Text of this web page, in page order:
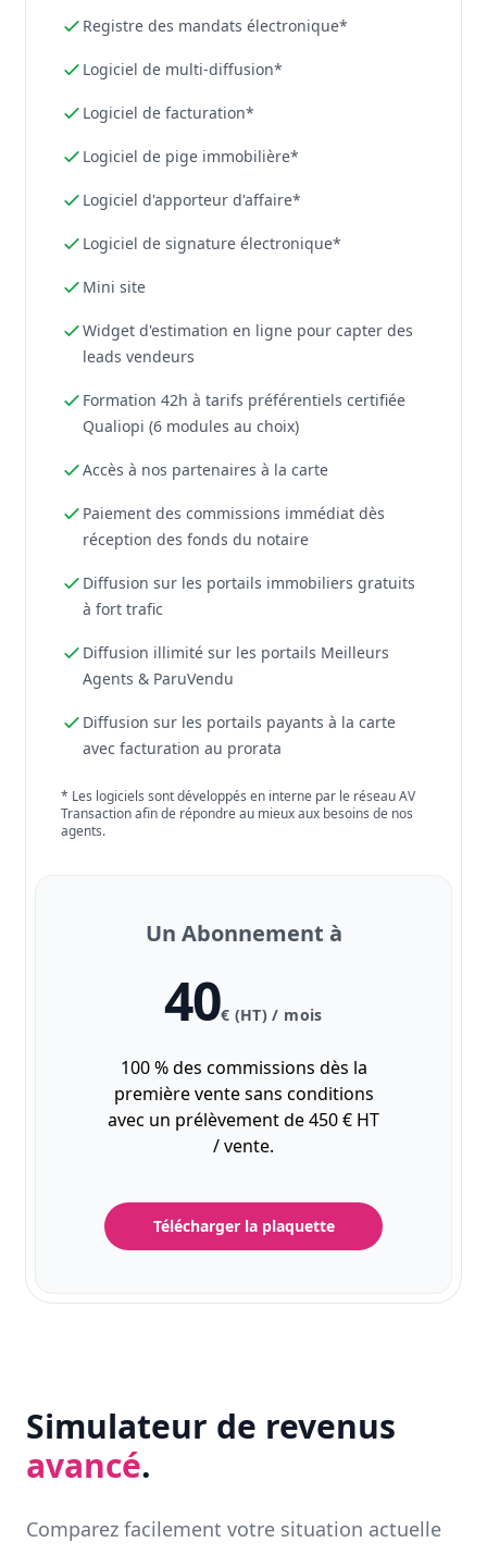
Registre des mandats électronique*
Logiciel de multi-diffusion*
Logiciel de facturation*
Logiciel de pige immobilière*
Logiciel d'apporteur d'affaire*
Logiciel de signature électronique*
Mini site
Widget d'estimation en ligne pour capter des
leads vendeurs
Formation 42h à tarifs préférentiels certifiée
Qualiopi (6 modules au choix)
Accès à nos partenaires à la carte
Paiement des commissions immédiat dès
réception des fonds du notaire
Diffusion sur les portails immobiliers gratuits
à fort trafic
Diffusion illimité sur les portails Meilleurs
Agents & ParuVendu
Diffusion sur les portails payants à la carte
avec facturation au prorata
* Les logiciels sont développés en interne par le réseau AV
Transaction afin de répondre au mieux aux besoins de nos
agents.
Un Abonnement à
40€ (HT) / mois
100 % des commissions dès la
première vente sans conditions
avec un prélèvement de 450 € HT
/ vente.
Télécharger la plaquette
Simulateur de revenus
avancé.
Comparez facilement votre situation actuelle